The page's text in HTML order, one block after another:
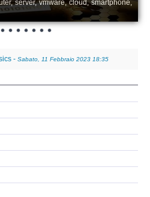
Tablet,Cell.
server, vmware, cloud, smartphone,
- Sabato, 11 Febbraio 2023 18:35